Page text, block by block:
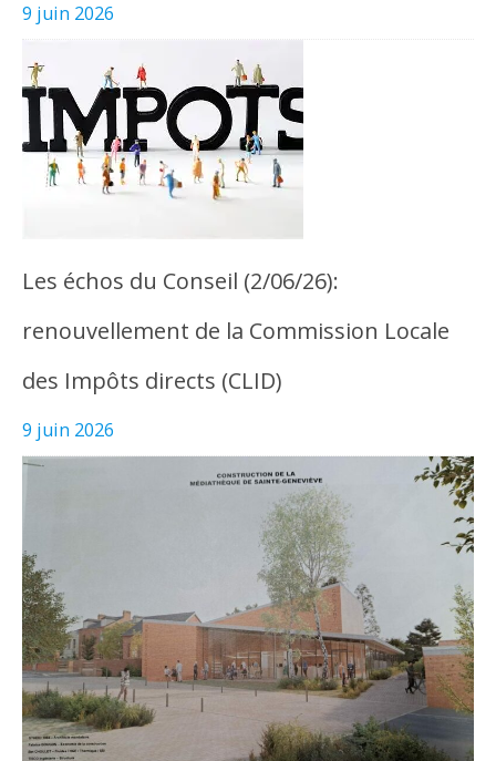
9 juin 2026
Les échos du Conseil (2/06/26):
renouvellement de la Commission Locale
des Impôts directs (CLID)
9 juin 2026